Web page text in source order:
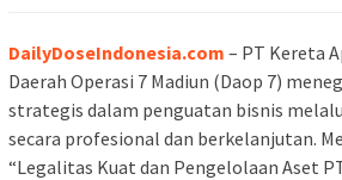
DailyDoseIndonesia.com – PT Kereta
Daerah Operasi 7 Madiun (Daop 7)
strategis dalam penguatan bisnis
secara profesional dan berkelanjutan.
“Legalitas Kuat dan Pengelolaan Aset